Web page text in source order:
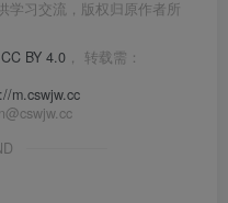
习交流，版权归原作者所
CC BY 4.0 ， 转载需：
m.cswjw.cc